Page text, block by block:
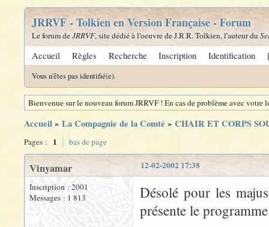
JRRVF - Tolkien en Version Française - Forum
Le forum deJRRVF, site dédié à l'oeuvre de J.R.R. Tolkien, l'auteur du
Accueil Règles Recherche Inscription Identification
Vous n'êtes pas identifié(e).
Bienvenue sur le nouveau forum JRRVF ! En cas de problème avec
Accueil» La Compagnie de la Comté » CHAIR ET CORPS
Pages : 1 bas de page
12-02-2002 17:38
Vinyamar
Inscription : 2001
Messages : 1 813
Désolé pour les
présente le